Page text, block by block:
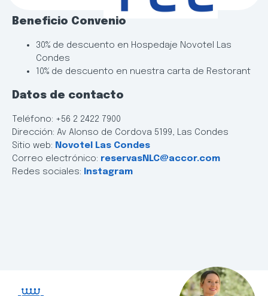
Beneficio Convenio
30% de descuento en Hospedaje Novotel Las
Condes
10% de descuento en nuestra carta de Restorant
Datos de contacto
Teléfono: +56 2 2422 7900
Dirección: Av Alonso de Cordova 5199, Las Condes
Sitio web: Novotel Las Condes
Correo electrónico: reservasNLC@accor.com
Redes sociales:
Instagram